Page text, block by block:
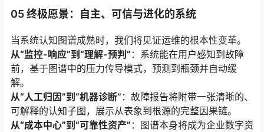
05 终极愿景：自主、可信与进化的系统
当系统认知图谱成熟时，我们将见证运维的根本性变革。
从“监控-响应”到“理解-预判” ：系统能在用户感知到故障
前，基于图谱中的压力传导模式，预测到瓶颈并自动缓
解。
从“人工归因”到“机器诊断” ：故障报告将附带一张清晰的、
可解释的认知子图，展示从表象到根源的完整因果链。
从“成本中心”到“可靠性资产” ：图谱本身将成为企业数字资